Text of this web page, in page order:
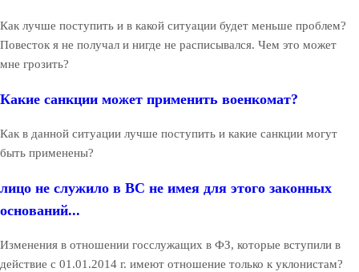
Как лучше поступить и в какой ситуации будет меньше проблем?
Повесток я не получал и нигде не расписывался. Чем это может
мне грозить?
Какие санкции может применить военкомат?
Как в данной ситуации лучше поступить и какие санкции могут
быть применены?
лицо не служило в ВС не имея для этого законных
оснований...
Изменения в отношении госслужащих в ФЗ, которые вступили в
действие с 01.01.2014 г. имеют отношение только к уклонистам?